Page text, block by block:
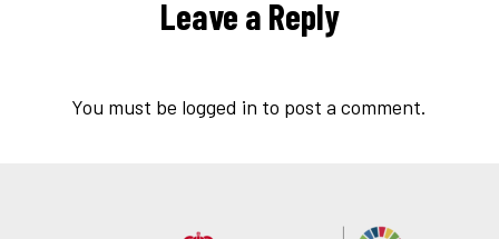
Leave a Reply
You must be logged in to post a comment.